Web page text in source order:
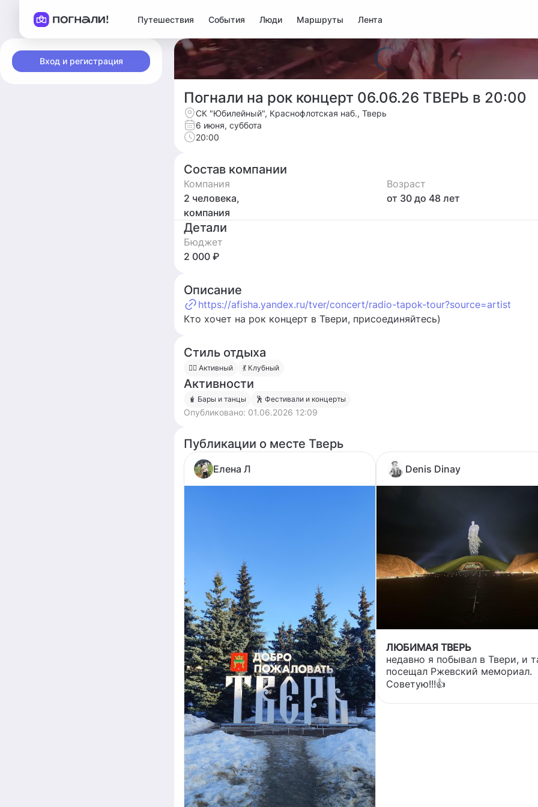
Путешествия События Люди Маршруты Лента
Вход и регистрация
Погнали на рок концерт 06.06.26 ТВЕРЬ в 20:00
СК "Юбилейный", Краснофлотская наб., Тверь
6 июня, суббота
20:00
Состав компании
Компания
2 человека,
компания
Возраст
от 30 до 48 лет
Детали
Бюджет
2 000 ₽
Описание
https://afisha.yandex.ru/tver/concert/radio-tapok-tour?source=artist
Кто хочет на рок концерт в Твери, присоединяйтесь)
Стиль отдыха
🧍‍♀️ Активный 💃 Клубный
Активности
🧋 Бары и танцы 🕺 Фестивали и концерты
Опубликовано: 01.06.2026 12:09
Публикации о месте Тверь
Елена Л Denis Dinay
ЛЮБИМАЯ ТВЕРЬ
недавно я побывал в Твери, и
посещал Ржевский мемориал.
Советую!!!👍